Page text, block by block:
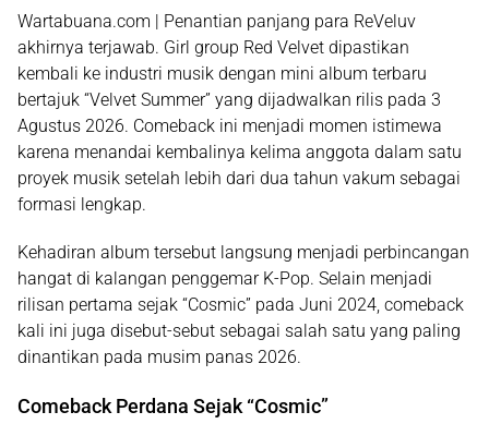
Wartabuana.com | Penantian panjang para ReVeluv
akhirnya terjawab. Girl group Red Velvet dipastikan
kembali ke industri musik dengan mini album terbaru
bertajuk “Velvet Summer” yang dijadwalkan rilis pada 3
Agustus 2026. Comeback ini menjadi momen istimewa
karena menandai kembalinya kelima anggota dalam satu
proyek musik setelah lebih dari dua tahun vakum sebagai
formasi lengkap.
Kehadiran album tersebut langsung menjadi perbincangan
hangat di kalangan penggemar K-Pop. Selain menjadi
rilisan pertama sejak “Cosmic” pada Juni 2024, comeback
kali ini juga disebut-sebut sebagai salah satu yang paling
dinantikan pada musim panas 2026.
Comeback Perdana Sejak “Cosmic”